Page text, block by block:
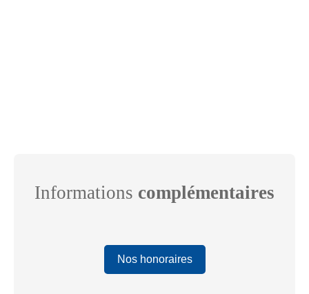
Informations complémentaires
Nos honoraires